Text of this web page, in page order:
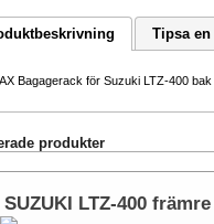
Tipsa en
Bagagerack för Suzuki LTZ-400
produkter
SUZUKI LTZ-400 främre